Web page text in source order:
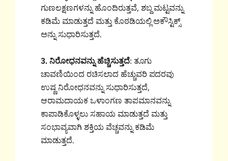
ಗುಣಲಕ್ಷಣಗಳನ್ನು ಹೊಂದಿರುತ್ತವೆ, ಶಬ್ದ ಮಟ್ಟವನ್ನು
ಕಡಿಮೆ ಮಾಡುತ್ತದೆ ಮತ್ತು ಕೊಠಡಿಯಲ್ಲಿ ಅಕೌಸ್ಟಿಕ್ಸ್
ಅನ್ನು ಸುಧಾರಿಸುತ್ತದೆ.
3. ನಿರೋಧನವನ್ನು ಹೆಚ್ಚಿಸುತ್ತದೆ: ತೂಗು
ಚಾವಣಿಯಿಂದ ರಚಿಸಲಾದ ಹೆಚ್ಚುವರಿ ಪದರವು
ಉಷ್ಣ ನಿರೋಧನವನ್ನು ಸುಧಾರಿಸುತ್ತದೆ,
ಆರಾಮದಾಯಕ ಒಳಾಂಗಣ ತಾಪಮಾನವನ್ನು
ಕಾಪಾಡಿಕೊಳ್ಳಲು ಸಹಾಯ ಮಾಡುತ್ತದೆ ಮತ್ತು
ಸಂಭಾವ್ಯವಾಗಿ ಶಕ್ತಿಯ ವೆಚ್ಚವನ್ನು ಕಡಿಮೆ
ಮಾಡುತ್ತದೆ.